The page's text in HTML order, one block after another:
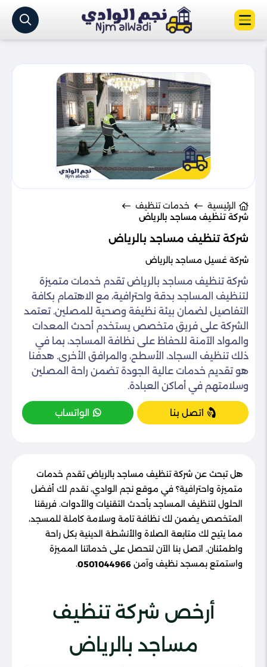
الرئيسية
خدمات تنظيف
شركة تنظيف مساجد بالرياض
شركة تنظيف مساجد بالرياض
شركة غسيل مساجد بالرياض
شركة تنظيف مساجد بالرياض تقدم خدمات متميزة
لتنظيف المساجد بدقة واحترافية، مع الاهتمام بكافة
التفاصيل لضمان بيئة نظيفة وصحية للمصلين. تعتمد
الشركة على فريق متخصص يستخدم أحدث المعدات
والمواد الآمنة للحفاظ على نظافة المساجد، بما في
ذلك تنظيف السجاد، الأسطح، والمرافق الأخرى. هدفنا
هو تقديم خدمات عالية الجودة تضمن راحة المصلين
وسلامتهم في أماكن العبادة.
اتصل بنا الواتساب
هل تبحث عن شركة تنظيف مساجد بالرياض تقدم خدمات
متميزة واحترافية؟ في موقع نجم الوادي، نقدم لك أفضل
الحلول لتنظيف المساجد بأحدث التقنيات والأدوات. فريقنا
المتخصص يضمن لك نظافة تامة وسلامة كاملة للمسجد،
مما يتيح لك متابعة الصلاة والأنشطة الدينية بكل راحة
واطمئنان. اتصل بنا الآن لتحصل على خدماتنا المميزة
واستمتع بمسجد نظيف وآمن 0501044966
.
أرخص شركة تنظيف
مساجد بالرياض